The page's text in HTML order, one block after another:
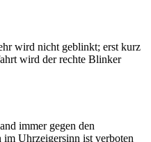
wird nicht geblinkt; erst kurz
wird der rechte Blinker
immer gegen den
im Uhrzeigersinn ist verboten